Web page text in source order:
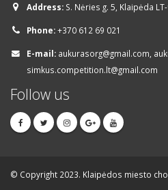
Address: S. Nėries g. 5, Klaipėda
Phone:+370 612 69 021
E-mail: aukurasorg@gmail.com,
simkus.competition.lt@gmail.com
Follow us
© Copyright 2023. Klaipėdos miesto